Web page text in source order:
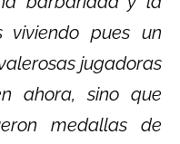
viviendo pues un
jugadoras
ahora, sino que
medallas de